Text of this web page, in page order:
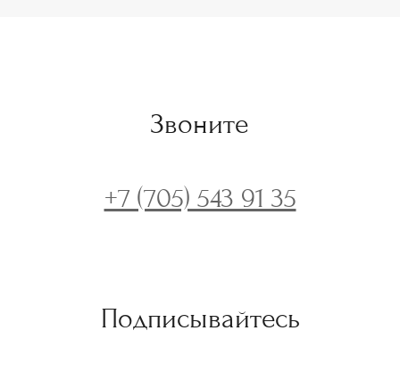
Звоните
+7 (705) 543 91 35
Подписывайтесь